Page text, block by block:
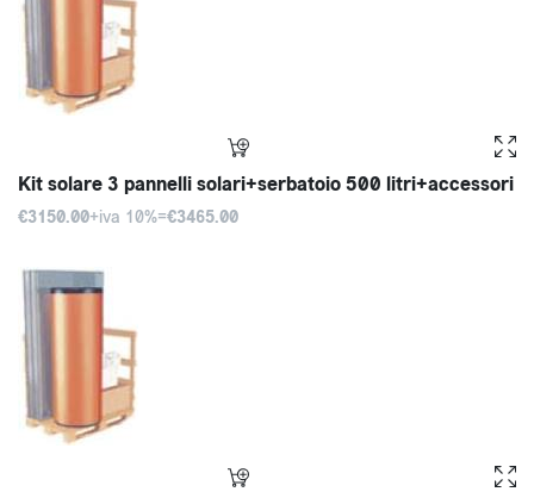
Kit solare 3 pannelli solari+serbatoio 500 litri+accessori
€3150.00+iva 10%=€3465.00